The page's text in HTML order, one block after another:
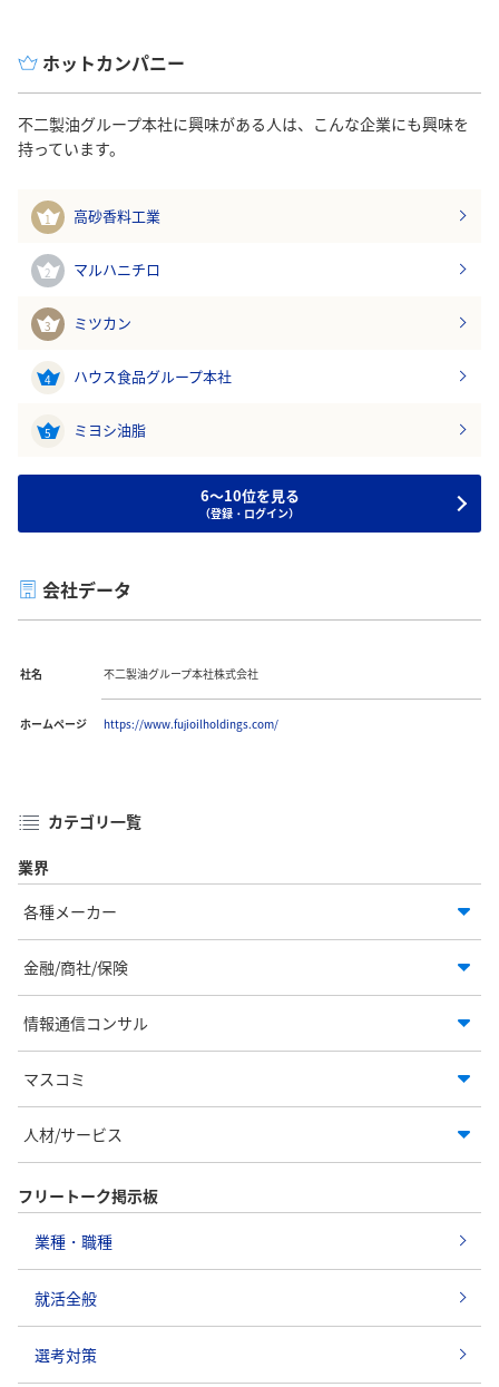
ホットカンパニー
不二製油グループ本社に興味がある人は、こんな企業にも興味を
持っています。
1 高砂香料工業
2 マルハニチロ
3 ミツカン
4 ハウス食品グループ本社
5 ミヨシ油脂
6～10位を見る
（登録・ログイン）
会社データ
社名 不二製油グループ本社株式会社
ホームページ https://www.fujioilholdings.com/
カテゴリ一覧
業界
各種メーカー
金融/商社/保険
情報通信コンサル
マスコミ
人材/サービス
フリートーク掲示板
業種・職種
就活全般
選考対策